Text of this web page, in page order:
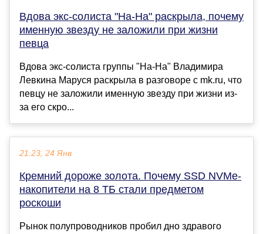
Вдова экс-солиста "На-На" раскрыла, почему
именную звезду не заложили при жизни
певца
Вдова экс-солиста группы "На-На" Владимира
Левкина Маруся раскрыла в разговоре с mk.ru, что
певцу не заложили именную звезду при жизни из-
за его скро...
21:23, 24 Янв
Кремний дороже золота. Почему SSD NVMe-
накопители на 8 ТБ стали предметом
роскоши
Рынок полупроводников пробил дно здравого